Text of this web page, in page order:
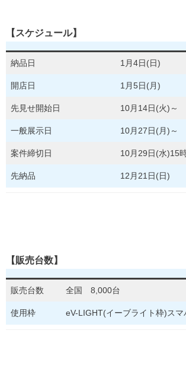
【スケジュール】
納品日 1月4日(日)
開店日 1月5日(月)
先見せ開始日 10月14日(火)～
一般展示日 10月27日(月)～
案件締切日 10月29日(水)15
先納品 12月21日(日)
【販売台数】
販売台数 全国 8,000台
使用枠 eV-LIGHT(イーブライト枠)スマ